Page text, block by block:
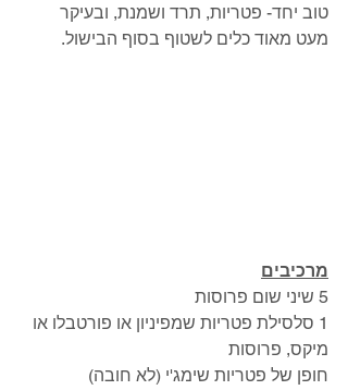
טוב יחד- פטריות, תרד ושמנת, ובעיקר
מעט מאוד כלים לשטוף בסוף הבישול.
מרכיבים
5 שיני שום פרוסות
1 סלסילת פטריות שמפיניון או פורטבלו או
מיקס, פרוסות
חופן של פטריות שימג'י (לא חובה)